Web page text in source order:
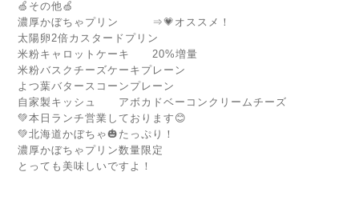
🍏その他🍏
濃厚かぼちゃプリン ⇒💗オススメ！
太陽卵2倍カスタードプリン
米粉キャロットケーキ 20%増量
米粉バスクチーズケーキプレーン
よつ葉バタースコーンプレーン
自家製キッシュ アボカドベーコンクリームチーズ
💚本日ランチ営業しております😊
💚北海道かぼちゃ🎃たっぷり！
濃厚かぼちゃプリン数量限定
とっても美味しいですよ！